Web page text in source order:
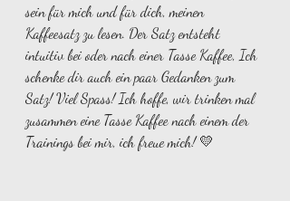
sein für mich und für dich, meinen
Kaffeesatz zu lesen. Der Satz entsteht
intuitiv bei oder nach einer Tasse Kaffee, Ich
schenke dir auch ein paar Gedanken zum
Satz! Viel Spass! Ich hoffe, wir trinken mal
zusammen eine Tasse Kaffee nach einem der
Trainings bei mir, ich freue mich! 💛